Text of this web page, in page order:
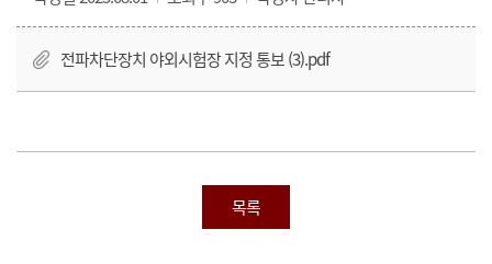
전파차단장치 야외시험장 지정 통보 (3).pdf
목록